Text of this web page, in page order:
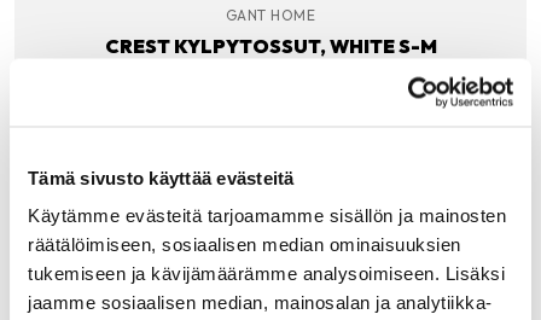
Tämä sivusto käyttää evästeitä
Käytämme evästeitä tarjoamamme sisällön ja mainosten
räätälöimiseen, sosiaalisen median ominaisuuksien
tukemiseen ja kävijämäärämme analysoimiseen. Lisäksi
jaamme sosiaalisen median, mainosalan ja analytiikka-
GANT HOME
CREST KYLPYTOSSUT, WHITE S-M
Gant Crest kylpytossut tuovat arjen luksusta jokaiseen
aamuun ja kylpyhetkeen. Päällinen on pehmeää
LISÄÄ OSTOSKORIIN